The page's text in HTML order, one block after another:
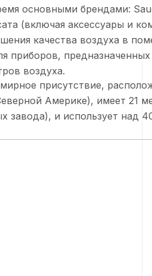
основными брендами:
(включая аксессуары и
качества воздуха в
приборов,
воздуха.
присутствие,
Америке), имеет 21
завода), и использует над